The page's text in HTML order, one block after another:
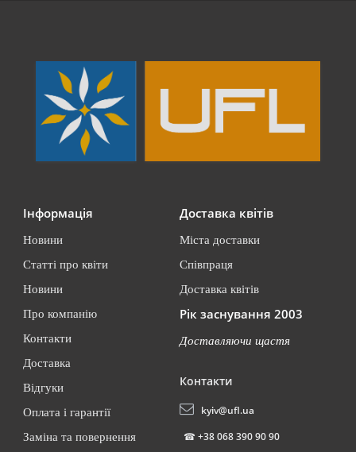
Інформація
Новини
Статті про квіти
Новини
Про компанію
Контакти
Доставка
Відгуки
Оплата і гарантії
Заміна та повернення
Доставка квітів
Міста доставки
Співпраця
Доставка квітів
Рік заснування 2003
Доставляючи щастя
Контакти
kyiv@ufl.ua
☎ +38 068 390 90 90